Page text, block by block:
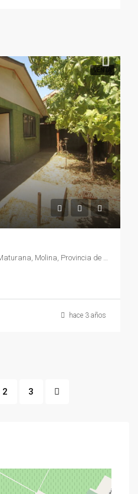
VENTA
Independencia, Villa General Maturana, Molina, Provincia de Curicó, Región del Maule, Chile
hace 3 años
2 3